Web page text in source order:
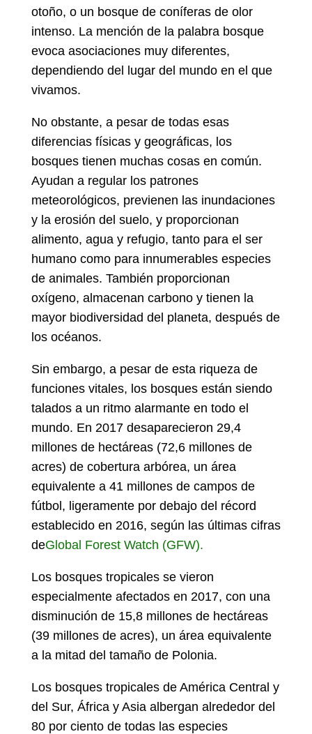
otoño, o un bosque de coníferas de olor
intenso. La mención de la palabra bosque
evoca asociaciones muy diferentes,
dependiendo del lugar del mundo en el que
vivamos.
No obstante, a pesar de todas esas
diferencias físicas y geográficas, los
bosques tienen muchas cosas en común.
Ayudan a regular los patrones
meteorológicos, previenen las inundaciones
y la erosión del suelo, y proporcionan
alimento, agua y refugio, tanto para el ser
humano como para innumerables especies
de animales. También proporcionan
oxígeno, almacenan carbono y tienen la
mayor biodiversidad del planeta, después de
los océanos.
Sin embargo, a pesar de esta riqueza de
funciones vitales, los bosques están siendo
talados a un ritmo alarmante en todo el
mundo. En 2017 desaparecieron 29,4
millones de hectáreas (72,6 millones de
acres) de cobertura arbórea, un área
equivalente a 41 millones de campos de
fútbol, ligeramente por debajo del récord
establecido en 2016, según las últimas cifras
deGlobal Forest Watch (GFW).
Los bosques tropicales se vieron
especialmente afectados en 2017, con una
disminución de 15,8 millones de hectáreas
(39 millones de acres), un área equivalente
a la mitad del tamaño de Polonia.
Los bosques tropicales de América Central y
del Sur, África y Asia albergan alrededor del
80 por ciento de todas las especies